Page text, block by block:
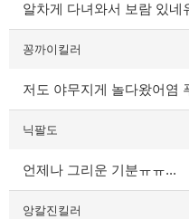
알차게 다녀와서 보람 있네
꽁까이킬러
저도 야무지게 놀다왔어염
닉팔도
언제나 그리운 기분ㅠㅠ...
앙칼진킬러